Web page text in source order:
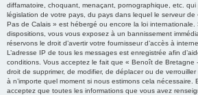
diffamatoire, choquant, menaçant, pornographique, etc. qui
législation de votre pays, du pays dans lequel le serveur
Pas de Calais » est hébergé ou encore la loi
dispositions, vous vous exposez à un bannissement
réservons le droit d’avertir votre fournisseur d’accès à
L’adresse IP de tous les messages est enregistrée afin
conditions. Vous acceptez le fait que « Benoît de Bretagne
droit de supprimer, de modifier, de déplacer ou de
à n’importe quel moment si nous estimons cela nécessaire.
acceptez que toutes les informations que vous avez